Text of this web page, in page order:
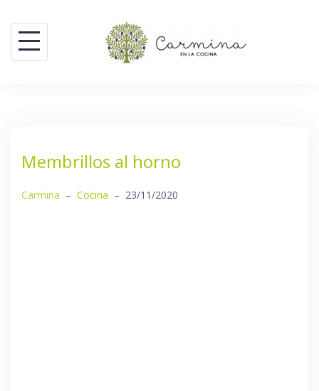
contenido
Membrillos al horno
Carmina – Cocina – 23/11/2020